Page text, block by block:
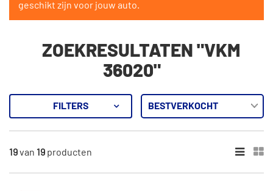
geschikt zijn voor jouw auto.
ZOEKRESULTATEN "VKM
36020"
FILTERS
19Resultaten
CATEGORIEËN
19van 19 producten